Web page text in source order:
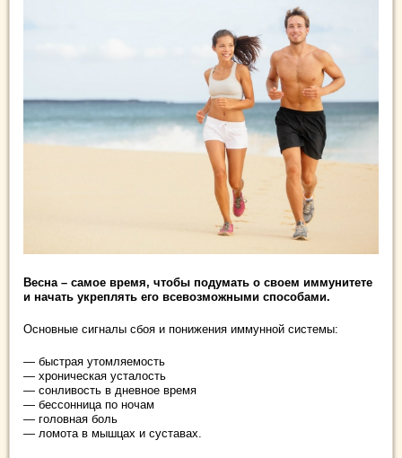
Весна – самое время, чтобы подумать о своем иммунитете
и начать укреплять его всевозможными способами.
Основные сигналы сбоя и понижения иммунной системы:
— быстрая утомляемость
— хроническая усталость
— сонливость в дневное время
— бессонница по ночам
— головная боль
— ломота в мышцах и суставах.